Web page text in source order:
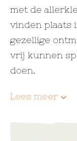
met de
vinden plaats
gezellige
vrij kunnen
doen.
Lees meer